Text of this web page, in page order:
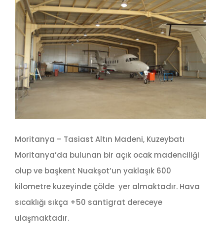
Moritanya – Tasiast Altın Madeni, Kuzeybatı
Moritanya’da bulunan bir açık ocak madenciliği
olup ve başkent Nuakşot’un yaklaşık 600
kilometre kuzeyinde çölde yer almaktadır. Hava
sıcaklığı sıkça +50 santigrat dereceye
ulaşmaktadır.